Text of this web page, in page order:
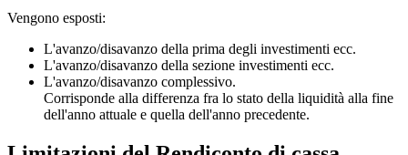
Vengono esposti:
L'avanzo/disavanzo della prima degli investimenti ecc.
L'avanzo/disavanzo della sezione investimenti ecc.
L'avanzo/disavanzo complessivo.
Corrisponde alla differenza fra lo stato della liquidità alla fine
dell'anno attuale e quella dell'anno precedente.